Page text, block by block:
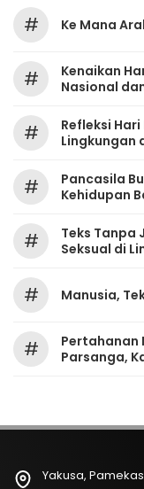
# Ke Mana
#
Kenaikan
Nasional
#
Refleksi
Lingkungan
#
Pancasila
Kehidupan
#
Teks Tanpa
Seksual di
# Manusia,
#
Pertahanan
Parsanga,
Yakusa,